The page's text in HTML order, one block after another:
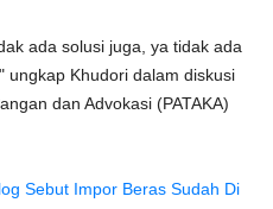
ada solusi juga, ya tidak ada
ungkap Khudori dalam diskusi
dan Advokasi (PATAKA)
Sebut Impor Beras Sudah Di